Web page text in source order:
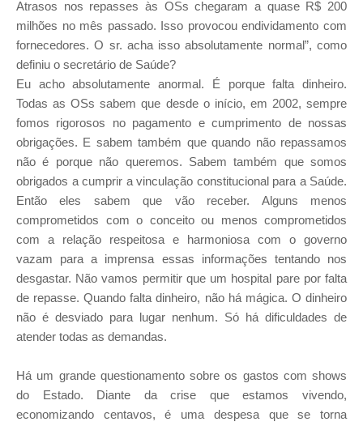
Atrasos nos repasses às OSs chegaram a quase R$ 200
milhões no mês passado. Isso provocou endividamento com
fornecedores. O sr. acha isso absolutamente normal”, como
definiu o secretário de Saúde?
Eu acho absolutamente anormal. É porque falta dinheiro.
Todas as OSs sabem que desde o início, em 2002, sempre
fomos rigorosos no pagamento e cumprimento de nossas
obrigações. E sabem também que quando não repassamos
não é porque não queremos. Sabem também que somos
obrigados a cumprir a vinculação constitucional para a Saúde.
Então eles sabem que vão receber. Alguns menos
comprometidos com o conceito ou menos comprometidos
com a relação respeitosa e harmoniosa com o governo
vazam para a imprensa essas informações tentando nos
desgastar. Não vamos permitir que um hospital pare por falta
de repasse. Quando falta dinheiro, não há mágica. O dinheiro
não é desviado para lugar nenhum. Só há dificuldades de
atender todas as demandas.
Há um grande questionamento sobre os gastos com shows
do Estado. Diante da crise que estamos vivendo,
economizando centavos, é uma despesa que se torna